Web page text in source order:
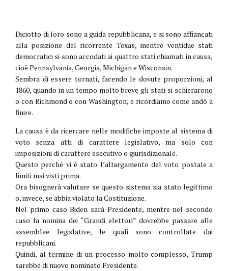
Diciotto di loro sono a guida repubblicana, e si sono affiancati
alla posizione del ricorrente Texas, mentre ventidue stati
democratici si sono accodati ai quattro stati chiamati in causa,
cioè Pennsylvania, Georgia, Michigan e Wisconsin.
Sembra di essere tornati, facendo le dovute proporzioni, al
1860, quando in un tempo molto breve gli stati si schierarono
o con Richmond o con Washington, e ricordiamo come andò a
finire.
La causa è da ricercare nelle modifiche imposte al sistema di
voto senza atti di carattere legislativo, ma solo con
imposizioni di carattere esecutivo o giurisdizionale.
Questo perché vi è stato l’allargamento del voto postale a
limiti mai visti prima.
Ora bisognerà valutare se questo sistema sia stato legittimo
o, invece, se abbia violato la Costituzione.
Nel primo caso Biden sarà Presidente, mentre nel secondo
caso la nomina dei “Grandi elettori” dovrebbe passare alle
assemblee legislative, le quali sono controllate dai
repubblicani.
Quindi, al termine di un processo molto complesso, Trump
sarebbe di nuovo nominato Presidente.